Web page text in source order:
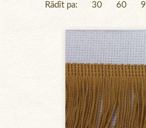
Rādīt pa: 30 60